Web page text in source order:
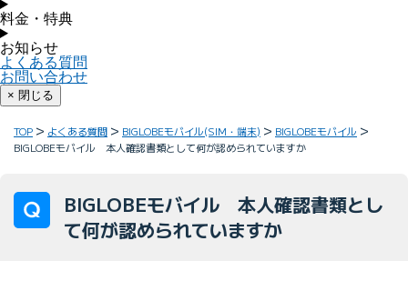
料金・特典
お知らせ
よくある質問
お問い合わせ
× 閉じる
TOP よくある質問 BIGLOBEモバイル(SIM・端末)
BIGLOBEモバイル
BIGLOBEモバイル 本人確認書類として何が認められていますか
BIGLOBEモバイル 本人確認書類とし
て何が認められていますか